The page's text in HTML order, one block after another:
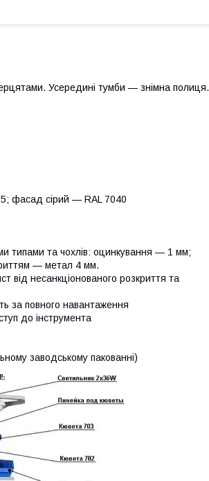
Усередині тумби — знімна полиця.
фасад сірий — RAL 7040
типами та чохлів: оцинкування — 1 мм;
— метал 4 мм.
від несанкціонованого розкриття та
за повного навантаження
до інструмента
заводському пакованні)